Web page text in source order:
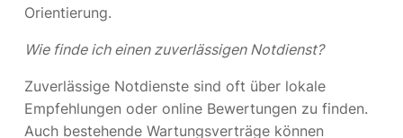
Orientierung.
Wie finde ich einen zuverlässigen Notdienst?
Zuverlässige Notdienste sind oft über lokale
Empfehlungen oder online Bewertungen zu finden.
Auch bestehende Wartungsverträge können